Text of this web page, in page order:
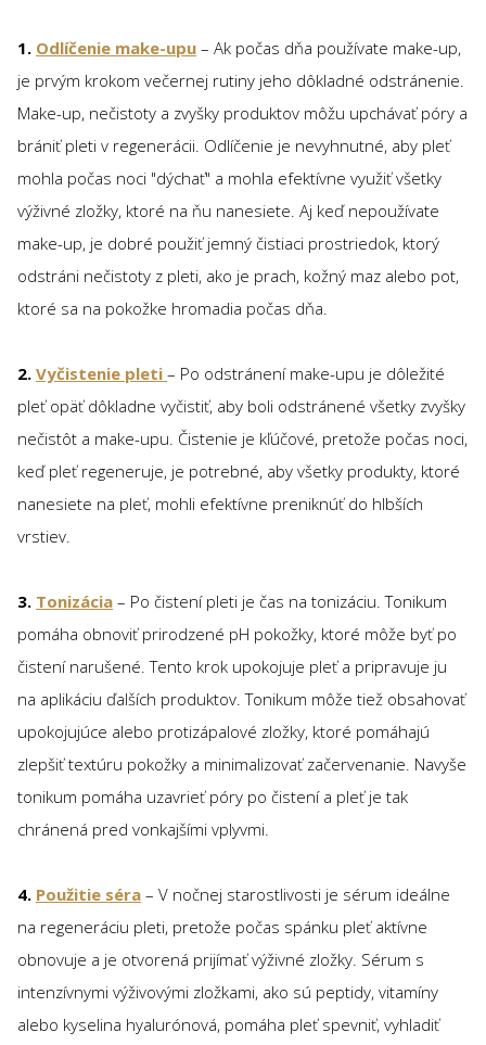
1. Odlíčenie make-upu – Ak počas dňa používate make-up,
je prvým krokom večernej rutiny jeho dôkladné odstránenie.
Make-up, nečistoty a zvyšky produktov môžu upchávať póry a
brániť pleti v regenerácii. Odlíčenie je nevyhnutné, aby pleť
mohla počas noci "dýchať" a mohla efektívne využiť všetky
výživné zložky, ktoré na ňu nanesiete. Aj keď nepoužívate
make-up, je dobré použiť jemný čistiaci prostriedok, ktorý
odstráni nečistoty z pleti, ako je prach, kožný maz alebo pot,
ktoré sa na pokožke hromadia počas dňa.
2. Vyčistenie pleti – Po odstránení make-upu je dôležité
pleť opäť dôkladne vyčistiť, aby boli odstránené všetky zvyšky
nečistôt a make-upu. Čistenie je kľúčové, pretože počas noci,
keď pleť regeneruje, je potrebné, aby všetky produkty, ktoré
nanesiete na pleť, mohli efektívne preniknúť do hlbších
vrstiev.
3. Tonizácia – Po čistení pleti je čas na tonizáciu. Tonikum
pomáha obnoviť prirodzené pH pokožky, ktoré môže byť po
čistení narušené. Tento krok upokojuje pleť a pripravuje ju
na aplikáciu ďalších produktov. Tonikum môže tiež obsahovať
upokojujúce alebo protizápalové zložky, ktoré pomáhajú
zlepšiť textúru pokožky a minimalizovať začervenanie. Navyše
tonikum pomáha uzavrieť póry po čistení a pleť je tak
chránená pred vonkajšími vplyvmi.
4. Použitie séra – V nočnej starostlivosti je sérum ideálne
na regeneráciu pleti, pretože počas spánku pleť aktívne
obnovuje a je otvorená prijímať výživné zložky. Sérum s
intenzívnymi výživovými zložkami, ako sú peptidy, vitamíny
alebo kyselina hyalurónová, pomáha pleť spevniť, vyhladiť